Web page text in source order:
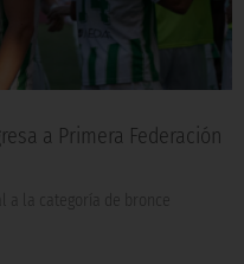
a Primera Federación
a la categoría de bronce